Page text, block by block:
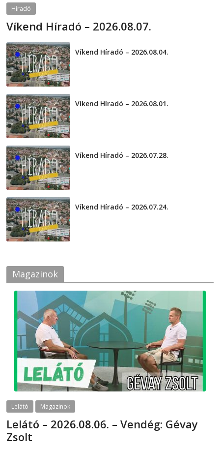
Híradó
Víkend Híradó – 2026.08.07.
Víkend Híradó – 2026.08.04.
Víkend Híradó – 2026.08.01.
Víkend Híradó – 2026.07.28.
Víkend Híradó – 2026.07.24.
Magazinok
Lelátó Magazinok
Lelátó – 2026.08.06. – Vendég: Gévay
Zsolt